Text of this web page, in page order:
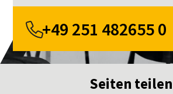
+49 251 482655 0
Seiten teilen